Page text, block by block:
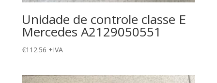
Unidade de controle classe E
Mercedes A2129050551
€112.56 +IVA